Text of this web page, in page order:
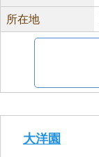
所在地
大洋園